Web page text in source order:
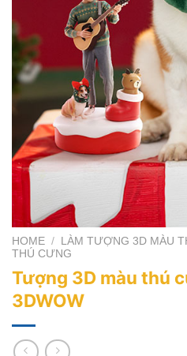
HOME / LÀM TƯỢNG 3D MÀU
THÚ CƯNG
Tượng 3D màu thú
3DWOW